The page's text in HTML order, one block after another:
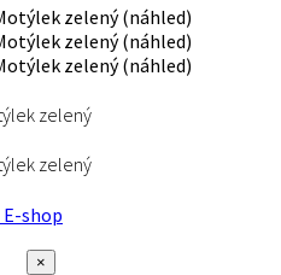
zelený
zelený
shop
×